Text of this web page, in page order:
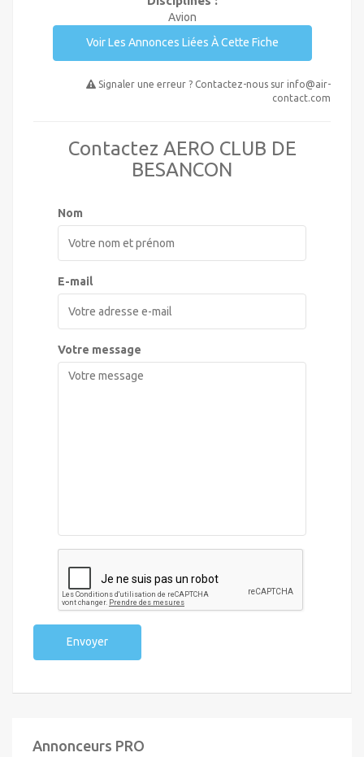
Avion
Voir Les Annonces Liées À Cette Fiche
Signaler une erreur ? Contactez-nous sur info@air-
contact.com
Contactez AERO CLUB DE
BESANCON
Nom
E-mail
Votre message
Envoyer
Annonceurs PRO